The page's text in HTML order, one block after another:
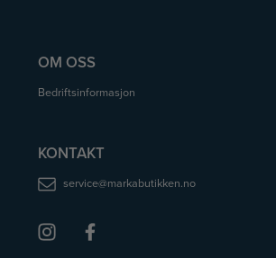
OM OSS
Bedriftsinformasjon
KONTAKT
service@markabutikken.no